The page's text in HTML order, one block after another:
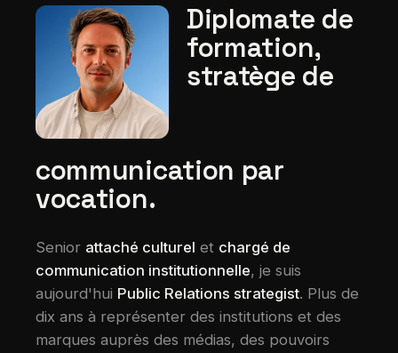
Diplomate de
formation,
stratège de
communication par
vocation.
Senior attaché culturel et chargé de
communication institutionnelle, je suis
aujourd'hui Public Relations strategist. Plus de
dix ans à représenter des institutions et des
marques auprès des médias, des pouvoirs